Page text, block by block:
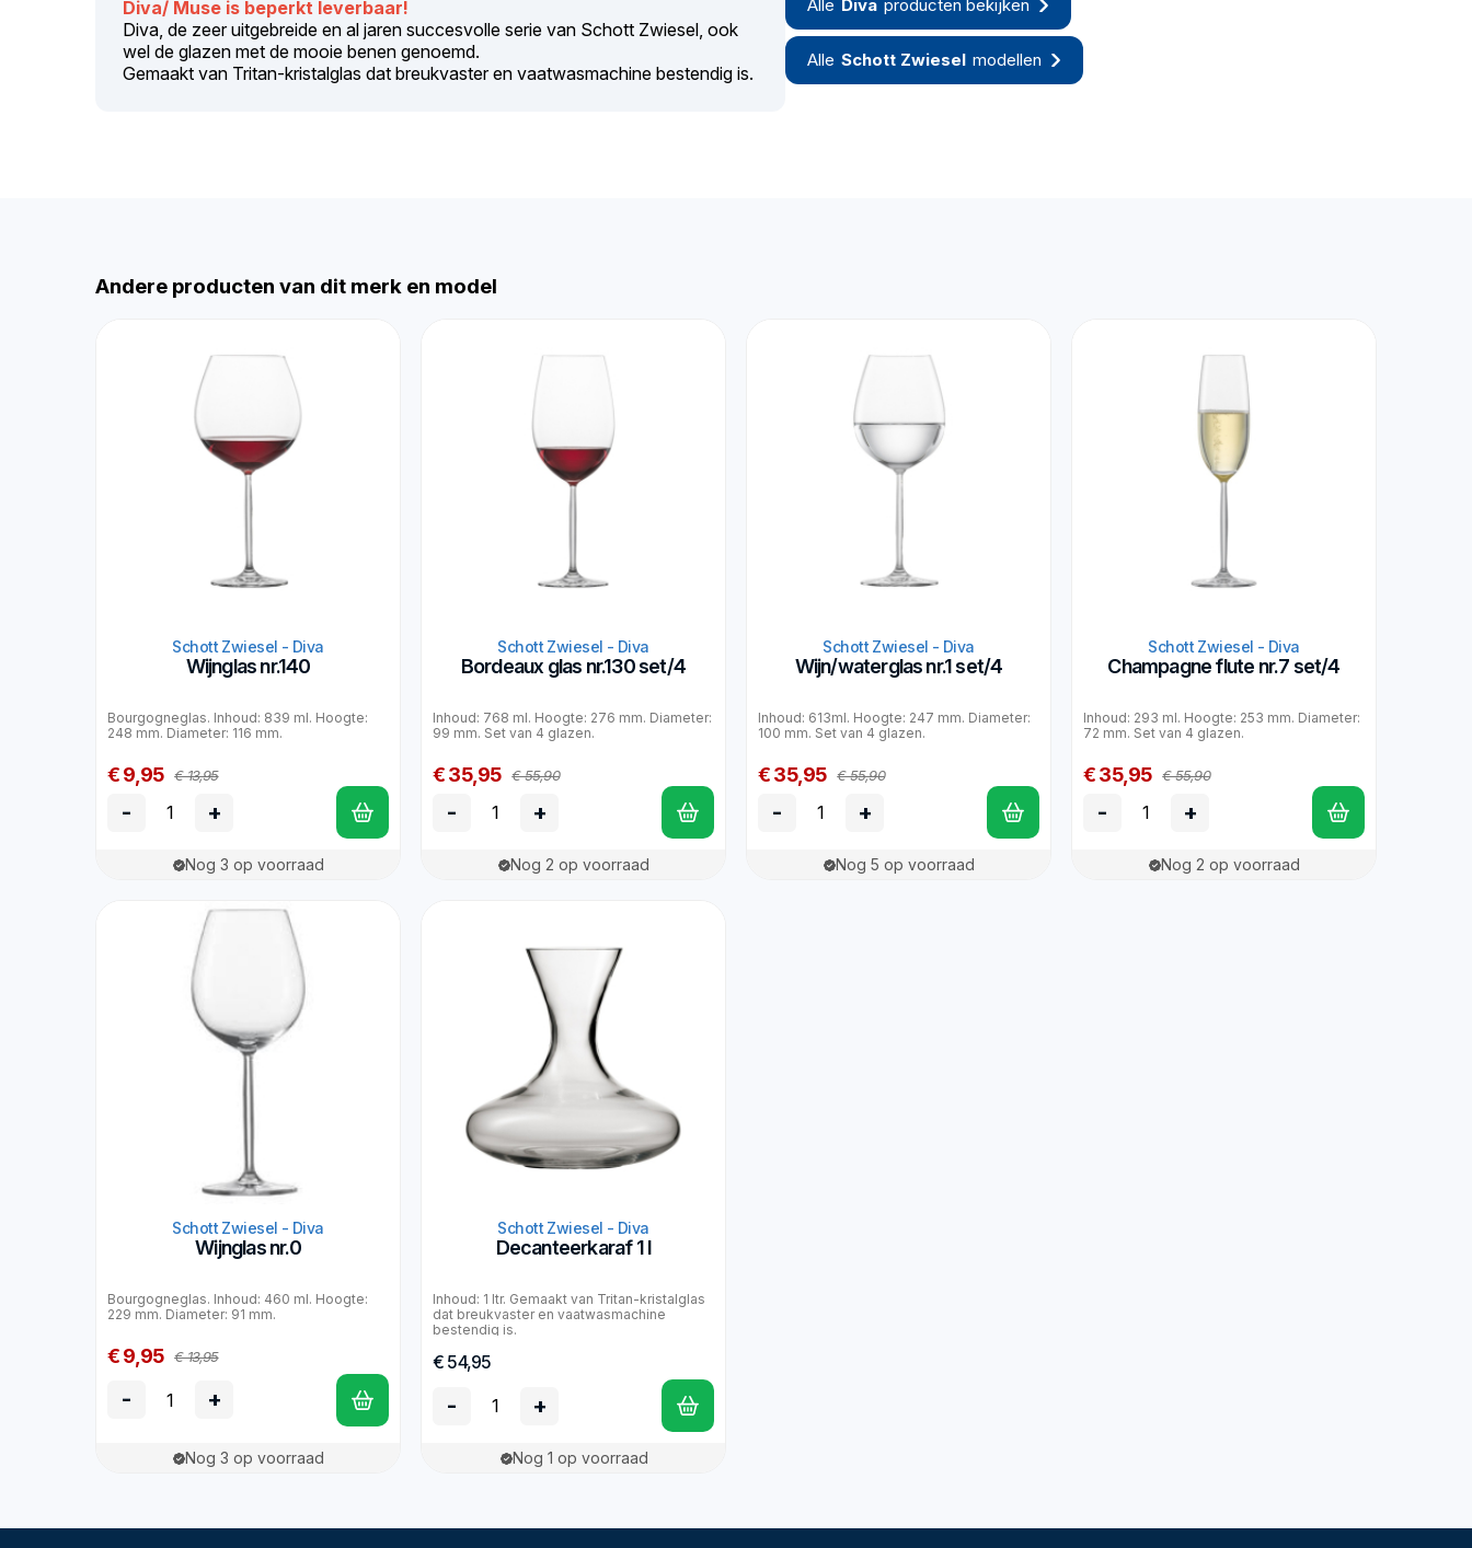
Diva/ Muse is beperkt leverbaar!
Diva, de zeer uitgebreide en al jaren succesvolle serie van Schott Zwiesel, ook
wel de glazen met de mooie benen genoemd.
Gemaakt van Tritan-kristalglas dat breukvaster en vaatwasmachine bestendig is.
Alle Diva producten bekijken
Alle Schott Zwiesel modellen
Andere producten van dit merk en model
Schott Zwiesel - Diva
Wijnglas nr.140
Bourgogneglas. Inhoud: 839 ml. Hoogte:
248 mm. Diameter: 116 mm.
€ 9,95 € 13,95
- +
Nog 3 op voorraad
Schott Zwiesel - Diva
Bordeaux glas nr.130 set/4
Inhoud: 768 ml. Hoogte: 276 mm. Diameter:
99 mm. Set van 4 glazen.
€ 35,95 € 55,90
- +
Nog 2 op voorraad
Schott Zwiesel - Diva
Wijn/waterglas nr.1 set/4
Inhoud: 613ml. Hoogte: 247 mm. Diameter:
100 mm. Set van 4 glazen.
€ 35,95 € 55,90
- +
Nog 5 op voorraad
Schott Zwiesel - Diva
Champagne flute nr.7 set/4
Inhoud: 293 ml. Hoogte: 253 mm. Diameter:
72 mm. Set van 4 glazen.
€ 35,95 € 55,90
- +
Nog 2 op voorraad
Schott Zwiesel - Diva
Wijnglas nr.0
Bourgogneglas. Inhoud: 460 ml. Hoogte:
229 mm. Diameter: 91 mm.
€ 9,95 € 13,95
- +
Nog 3 op voorraad
Schott Zwiesel - Diva
Decanteerkaraf 1 l
Inhoud: 1 ltr. Gemaakt van Tritan-kristalglas
dat breukvaster en vaatwasmachine
bestendig is.
€ 54,95
- +
Nog 1 op voorraad